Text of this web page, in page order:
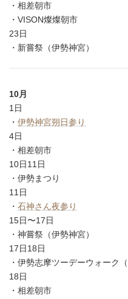
・相差朝市
・VISON燦燦朝市
23日
・新嘗祭（伊勢神宮）
10月
1日
・ 伊勢神宮朔日参り
4日
・相差朝市
10日11日
・伊勢まつり
11日
・ 石神さん夜参り
15日〜17日
・神嘗祭（伊勢神宮）
17日18日
・伊勢志摩ツーデーウォーク（
18日
・相差朝市